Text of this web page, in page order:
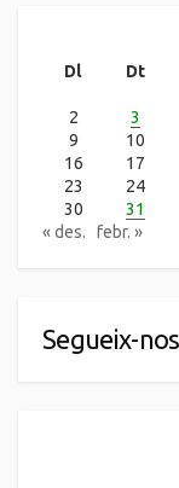
Dl
Dt
2
3
9
10
16
17
23
24
30
31
« des.
febr. »
Segueix-